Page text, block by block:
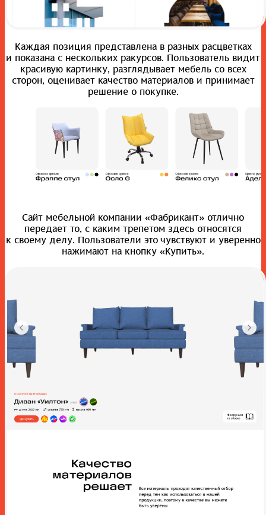
Каждая позиция представлена в разных расцветках
и показана с нескольких ракурсов. Пользователь видит
красивую картинку, разглядывает мебель со всех
сторон, оценивает качество материалов и принимает
решение о покупке.
Сайт мебельной компании «Фабрикант» отлично
передает то, с каким трепетом здесь относятся
к своему делу. Пользователи это чувствуют и уверенно
нажимают на кнопку «Купить».